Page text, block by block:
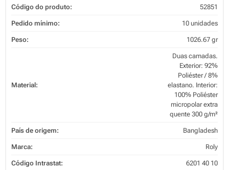
Código do produto: 52851
Pedido mínimo: 10 unidades
Peso: 1026.67 gr
Material:
Duas camadas.
Exterior: 92%
Poliéster / 8%
elastano. Interior:
100% Poliéster
micropolar extra
quente 300 g/m²
País de origem: Bangladesh
Marca: Roly
Código Intrastat: 6201 40 10